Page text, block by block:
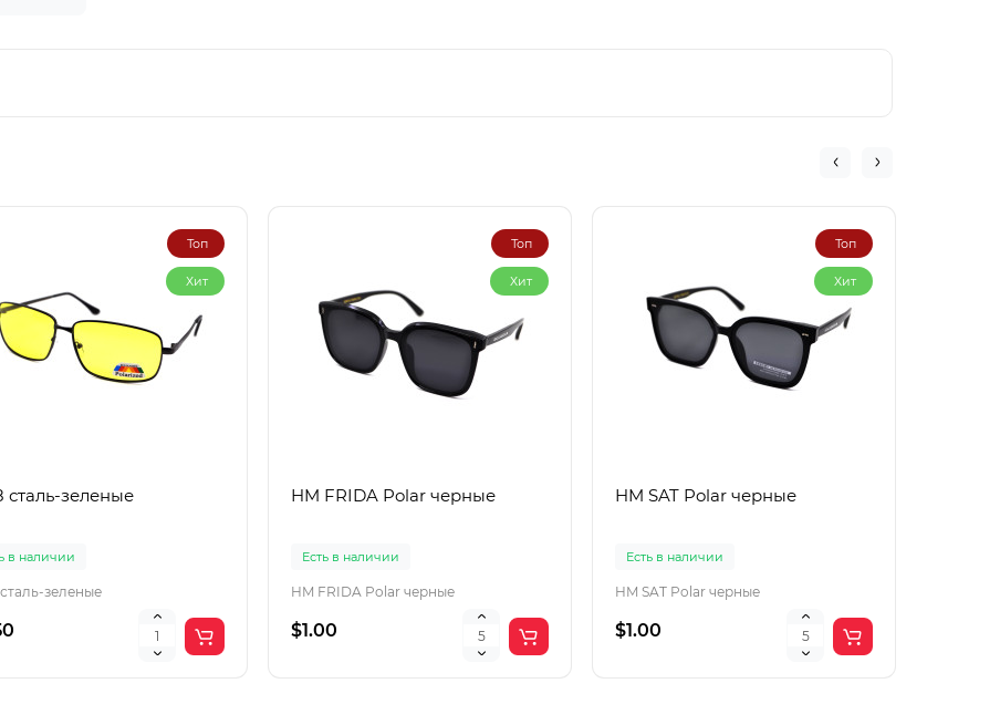
Топ
Хит
сталь-зеленые
в наличии
зеленые
Топ
Хит
HM FRIDA Polar черные
Есть в наличии
HM FRIDA Polar черные
$1.00
Топ
Хит
HM SAT Polar черные
Есть в наличии
HM SAT Polar черные
$1.00